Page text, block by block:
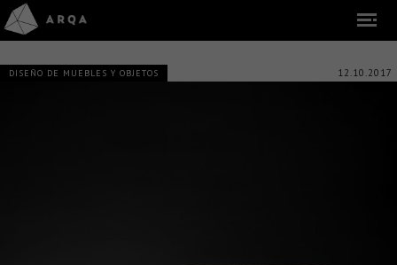
DISEÑO DE MUEBLES Y OBJETOS 12.10.2017